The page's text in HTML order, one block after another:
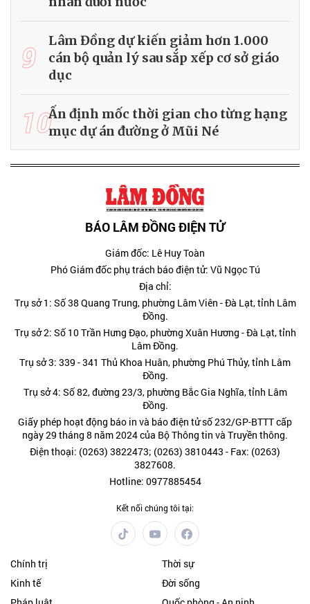
9
Lâm Đồng dự kiến giảm hơn 1.000
cán bộ quản lý sau sắp xếp cơ sở giáo
dục
10Ấn định mốc thời gian cho từng hạng
mục dự án đường ở Mũi Né
BÁO LÂM ĐỒNG ĐIỆN TỬ
Giám đốc: Lê Huy Toàn
Phó Giám đốc phụ trách báo điện tử: Vũ Ngọc Tú
Địa chỉ:
Trụ sở 1: Số 38 Quang Trung, phường Lâm Viên - Đà Lạt, tỉnh Lâm
Đồng.
Trụ sở 2: Số 10 Trần Hưng Đạo, phường Xuân Hương - Đà Lạt, tỉnh
Lâm Đồng.
Trụ sở 3: 339 - 341 Thủ Khoa Huân, phường Phú Thủy, tỉnh Lâm
Đồng.
Trụ sở 4: Số 82, đường 23/3, phường Bắc Gia Nghĩa, tỉnh Lâm
Đồng.
Giấy phép hoạt động báo in và báo điện tử số 232/GP-BTTT cấp
ngày 29 tháng 8 năm 2024 của Bộ Thông tin và Truyền thông.
Điện thoại: (0263) 3822473; (0263) 3810443 - Fax: (0263)
3827608.
Hotline: 0977885454
Kết nối chúng tôi tại:
Chính trị
Thời sự
Kinh tế
Đời sống